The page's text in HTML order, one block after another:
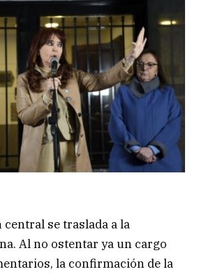
se traslada a la
Al no ostentar ya un cargo
la confirmación de la